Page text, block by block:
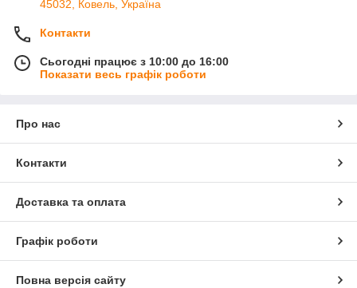
45032, Ковель, Україна
Контакти
Сьогодні працює з 10:00 до 16:00
Показати весь графік роботи
Про нас
Контакти
Доставка та оплата
Графік роботи
Повна версія сайту